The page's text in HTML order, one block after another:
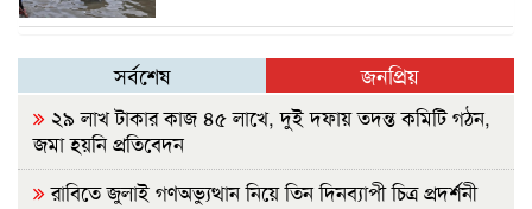
সর্বশেষ জনপ্রিয়
২৯ লাখ টাকার কাজ ৪৫ লাখে, দুই দফায় তদন্ত কমিটি গঠন,
জমা হয়নি প্রতিবেদন
রাবিতে জুলাই গণঅভ্যুত্থান নিয়ে তিন দিনব্যাপী চিত্র প্রদর্শনী